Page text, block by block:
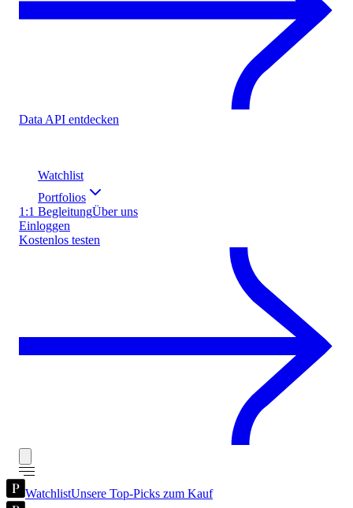
Data API entdecken
Watchlist
Portfolios
1:1 BegleitungÜber uns
Einloggen
Kostenlos testen
WatchlistUnsere Top-Picks zum Kauf